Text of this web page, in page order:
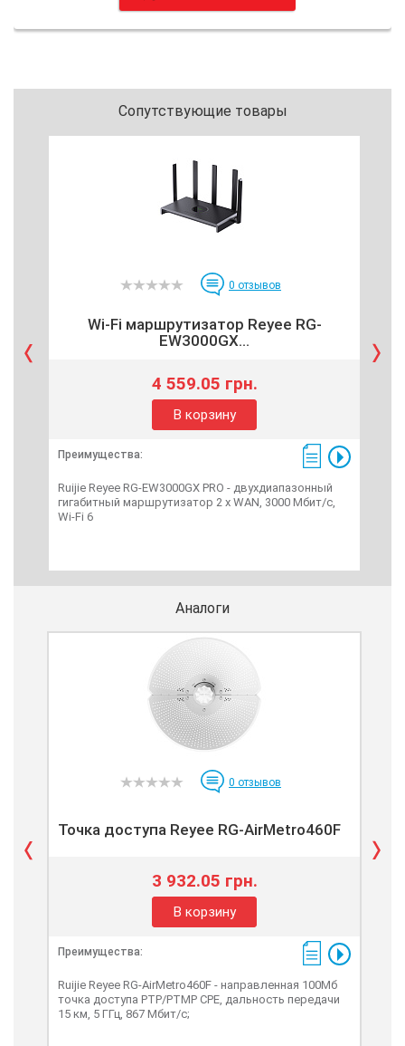
Сопутствующие товары
0 отзывов
Wi-Fi маршрутизатор Reyee RG-
EW3000GX...
4 559.05 грн.
В корзину
Преимущества:
Ruijie Reyee RG-EW3000GX PRO - двухдиапазонный
гигабитный маршрутизатор 2 х WAN, 3000 Mбит/с,
Wi-Fi 6
Аналоги
0 отзывов
Точка доступа Reyee RG-AirMetro460F
3 932.05 грн.
В корзину
Преимущества:
Ruijie Reyee RG-AirMetro460F - направленная 100Мб
точка доступа PTP/PTMP CPE, дальность передачи
15 км, 5 ГГц, 867 Мбит/с;